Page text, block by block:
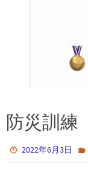
防災訓練
2022年6月3日